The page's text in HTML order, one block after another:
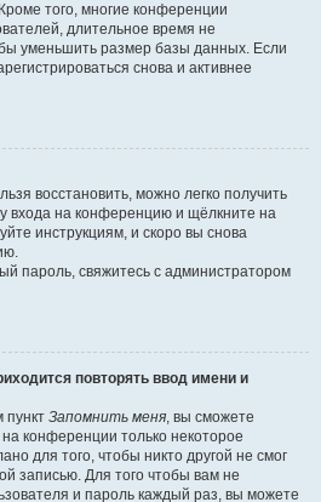
того, многие конференции
длительное время не
уменьшить размер базы данных. Если
снова и активнее
восстановить, можно легко получить
входа на конференцию и щёлкните на
инструкциям, и скоро вы снова
пароль, свяжитесь с администратором
повторять ввод имени и
пункт Запомнить меня, вы сможете
конференции только некоторое
для того, чтобы никто другой не смог
записью. Для того чтобы вам не
и пароль каждый раз, вы можете